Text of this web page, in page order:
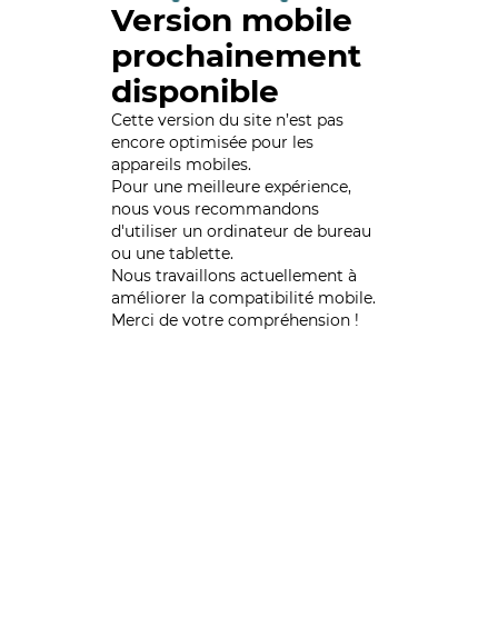
Version mobile
prochainement
disponible
Cette version du site n’est pas
encore optimisée pour les
appareils mobiles.
Pour une meilleure expérience,
nous vous recommandons
d'utiliser un ordinateur de bureau
ou une tablette.
Nous travaillons actuellement à
améliorer la compatibilité mobile.
Merci de votre compréhension !